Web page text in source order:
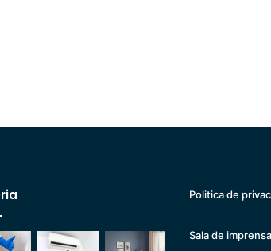
Politica de
Sala de imprensa